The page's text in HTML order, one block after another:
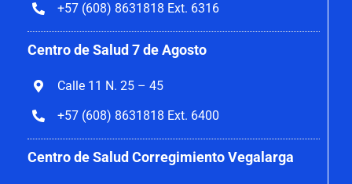
+57 (608) 8631818 Ext. 6316
Centro de Salud 7 de Agosto
Calle 11 N. 25 – 45
+57 (608) 8631818 Ext. 6400
Centro de Salud Corregimiento Vegalarga